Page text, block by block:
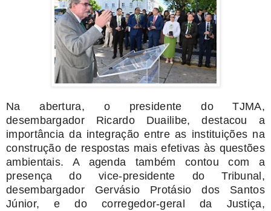
Na abertura, o presidente do TJMA,
desembargador Ricardo Duailibe, destacou a
importância da integração entre as instituições na
construção de respostas mais efetivas às questões
ambientais. A agenda também contou com a
presença do vice-presidente do Tribunal,
desembargador Gervásio Protásio dos Santos
Júnior, e do corregedor-geral da Justiça,